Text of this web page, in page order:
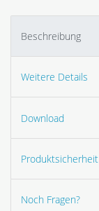
Beschreibung
Weitere Details
Download
Produktsicherheit
Noch Fragen?